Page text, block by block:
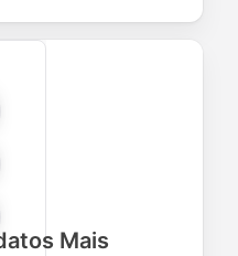
Mais